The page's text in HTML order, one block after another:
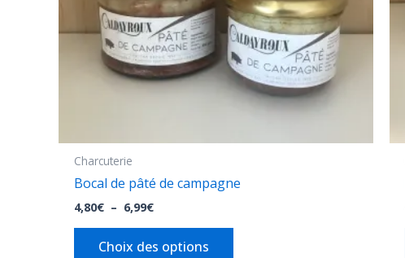
Charcuterie
Bocal de pâté de campagne
4,80€ – 6,99€
Choix des options
être
choisies
sur
la
page